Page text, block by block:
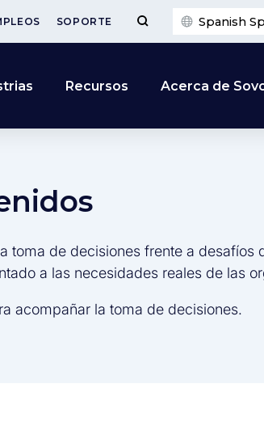
SOPORTE Spanish
Recursos Acerca de
toma de decisiones frente a desafíos
a las necesidades reales de las
acompañar la toma de decisiones.